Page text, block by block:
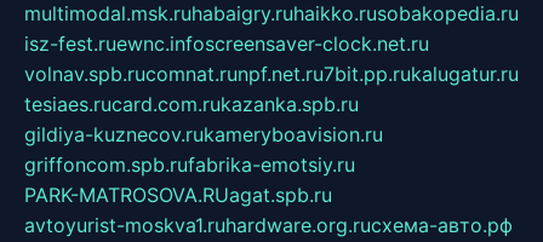
multimodal.msk.ruhabaigry.ruhaikko.rusobakopedia.ru
isz-fest.ruewnc.infoscreensaver-clock.net.ru
volnav.spb.rucomnat.runpf.net.ru7bit.pp.rukalugatur.ru
tesiaes.rucard.com.rukazanka.spb.ru
gildiya-kuznecov.rukameryboavision.ru
griffoncom.spb.rufabrika-emotsiy.ru
PARK-MATROSOVA.RUagat.spb.ru
avtoyurist-moskva1.ruhardware.org.ruсхема-авто.рф